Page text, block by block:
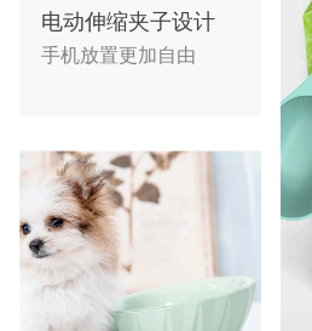
电动伸缩夹子设计
手机放置更加自由